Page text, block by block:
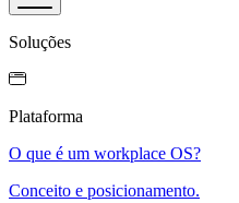
Soluções
Plataforma
O que é um workplace OS?
Conceito e posicionamento.